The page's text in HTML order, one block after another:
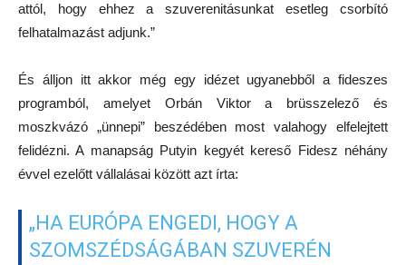
attól, hogy ehhez a szuverenitásunkat esetleg csorbító
felhatalmazást adjunk.”
És álljon itt akkor még egy idézet ugyanebből a fideszes
programból, amelyet Orbán Viktor a brüsszelező és
moszkvázó „ünnepi” beszédében most valahogy elfelejtett
felidézni. A manapság Putyin kegyét kereső Fidesz néhány
évvel ezelőtt vállalásai között azt írta:
„HA EURÓPA ENGEDI, HOGY A
SZOMSZÉDSÁGÁBAN SZUVERÉN